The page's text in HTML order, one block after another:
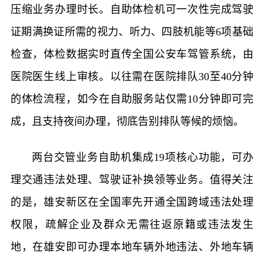
压缩业务办理时长。自助体检机可一次性完成驾驶
证期满换证所需的视力、听力、四肢机能等6项基础
检查，体检数据实时直传全国公安车驾管系统，由
医院医生线上审核。以往需在医院排队30至40分钟
的体检流程，如今在自助服务站仅需10分钟即可完
成，且支持夜间办理，彻底告别排队等候的烦恼。
两台交管业务自助机集成19项核心功能，可办
理交通违法处理、驾驶证补换领等业务。值得关注
的是，雄安新区在全国率先开通全国跨域违法处理
权限，疏解企业及群众无需往返原籍或违法发生
地，在雄安即可办理本地车辆外地违法、外地车辆